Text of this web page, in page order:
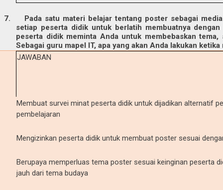
7.
Pada satu materi belajar tentang poster sebagai
setiap peserta didik untuk berlatih membuatnya
peserta didik meminta Anda untuk membebaskan
Sebagai guru mapel IT, apa yang akan Anda lakukan
JAWABAN
Membuat survei minat peserta didik untuk dijadikan alternatif
pembelajaran
Mengizinkan peserta didik untuk membuat poster sesuai
Berupaya memperluas tema poster sesuai keinginan peserta
jauh dari tema budaya